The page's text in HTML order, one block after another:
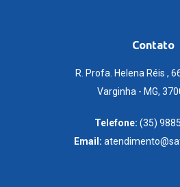
Contato
R. Profa. Helena Réis ,
Varginha - MG,
Telefone: (35)
Email: